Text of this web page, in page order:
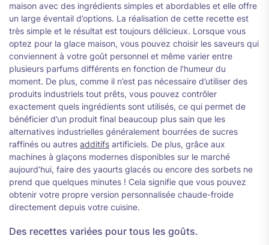
maison avec des ingrédients simples et abordables et elle offre
un large éventail d’options. La réalisation de cette recette est
très simple et le résultat est toujours délicieux. Lorsque vous
optez pour la glace maison, vous pouvez choisir les saveurs qui
conviennent à votre goût personnel et même varier entre
plusieurs parfums différents en fonction de l’humeur du
moment. De plus, comme il n’est pas nécessaire d’utiliser des
produits industriels tout prêts, vous pouvez contrôler
exactement quels ingrédients sont utilisés, ce qui permet de
bénéficier d’un produit final beaucoup plus sain que les
alternatives industrielles généralement bourrées de sucres
raffinés ou autres additifs artificiels. De plus, grâce aux
machines à glaçons modernes disponibles sur le marché
aujourd’hui, faire des yaourts glacés ou encore des sorbets ne
prend que quelques minutes ! Cela signifie que vous pouvez
obtenir votre propre version personnalisée chaude-froide
directement depuis votre cuisine.
Des recettes variées pour tous les goûts.